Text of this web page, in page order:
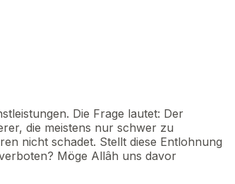
Die Frage lautet: Der
die meistens nur schwer zu
nicht schadet. Stellt diese Entlohnung
Möge Allâh uns davor